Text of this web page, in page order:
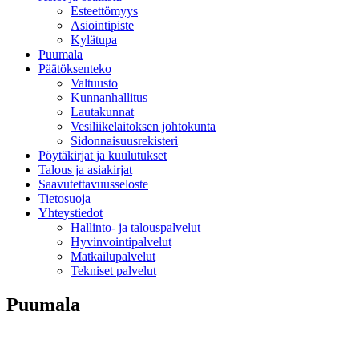
Esteettömyys
Asiointipiste
Kylätupa
Puumala
Päätöksenteko
Valtuusto
Kunnanhallitus
Lautakunnat
Vesiliikelaitoksen johtokunta
Sidonnaisuusrekisteri
Pöytäkirjat ja kuulutukset
Talous ja asiakirjat
Saavutettavuusseloste
Tietosuoja
Yhteystiedot
Hallinto- ja talouspalvelut
Hyvinvointipalvelut
Matkailupalvelut
Tekniset palvelut
Puumala